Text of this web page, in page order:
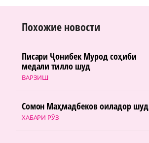
Похожие новости
ВАРЗИШ
Писари Ҷонибек Мурод соҳиби
медали тилло шуд
ХАБАРИ РӮЗ
Сомон Маҳмадбеков оиладор шуд